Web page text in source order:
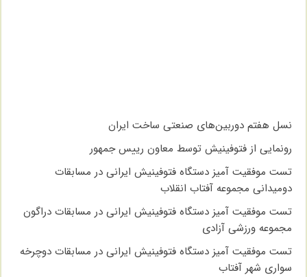
نسل هفتم دوربین‌های صنعتی ساخت ایران
رونمایی از فتوفینیش توسط معاون رییس جمهور
تست موفقیت آمیز دستگاه فتوفینیش ایرانی در مسابقات
دومیدانی مجموعه آفتاب انقلاب
تست موفقیت آمیز دستگاه فتوفینیش ایرانی در مسابقات دراگون
مجموعه ورزشی آزادی
تست موفقیت آمیز دستگاه فتوفینیش ایرانی در مسابقات دوچرخه
سواری شهر آفتاب